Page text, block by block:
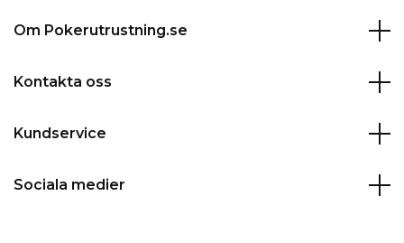
Om Pokerutrustning.se
Kontakta oss
Kundservice
Sociala medier